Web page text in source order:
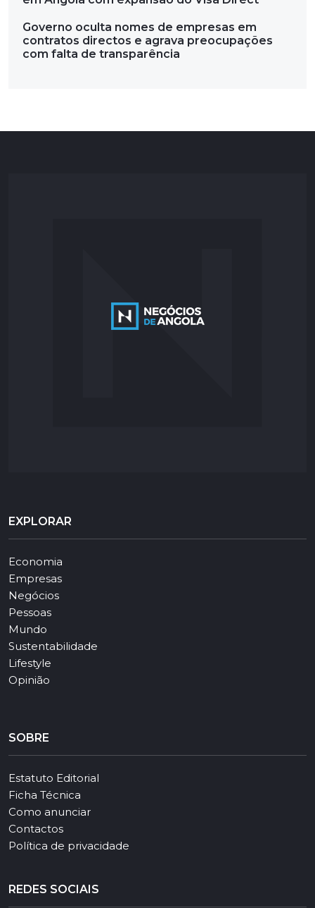
Governo oculta nomes de empresas em
contratos directos e agrava preocupações
com falta de transparência
EXPLORAR
Economia
Empresas
Negócios
Pessoas
Mundo
Sustentabilidade
Lifestyle
Opinião
SOBRE
Estatuto Editorial
Ficha Técnica
Como anunciar
Contactos
Política de privacidade
REDES SOCIAIS